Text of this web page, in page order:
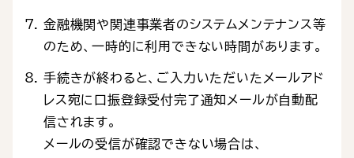
金融機関や関連事業者のシステムメンテナンス等
のため、一時的に利用できない時間があります。
手続きが終わると、ご入力いただいたメールアド
レス宛に口振登録受付完了通知メールが自動配
信されます。
メールの受信が確認できない場合は、